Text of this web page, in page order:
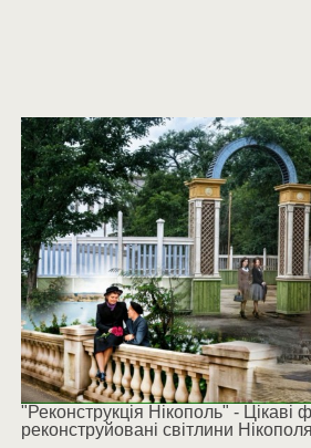
"Реконструкція Нікополь" - Цікаві
реконструйовані світлини Нікополя